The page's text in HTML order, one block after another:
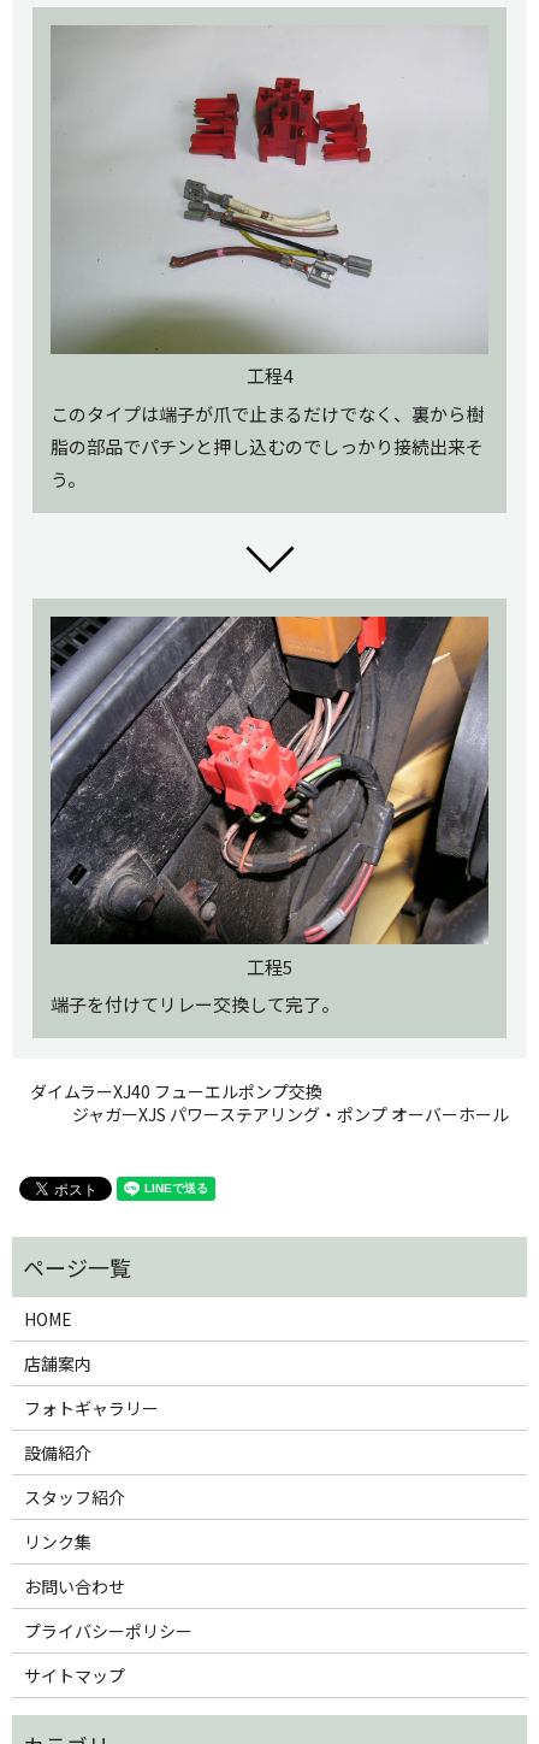
工程4
このタイプは端子が爪で止まるだけでなく、裏から樹
脂の部品でパチンと押し込むのでしっかり接続出来そ
う。
工程5
端子を付けてリレー交換して完了。
ダイムラーXJ40 フューエルポンプ交換
ジャガーXJS パワーステアリング・ポンプ オーバーホール
HOME
店舗案内
フォトギャラリー
設備紹介
スタッフ紹介
リンク集
お問い合わせ
プライバシーポリシー
サイトマップ